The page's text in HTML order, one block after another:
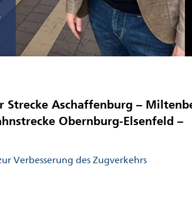
Strecke Aschaffenburg –
Obernburg-Elsenfeld –
Verbesserung des Zugverkehrs